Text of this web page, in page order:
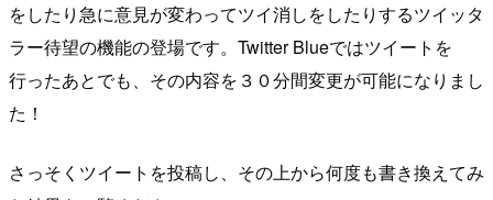
をしたり急に意見が変わってツイ消しをしたりするツイッタ
ラー待望の機能の登場です。Twitter Blueではツイートを
行ったあとでも、その内容を３０分間変更が可能になりまし
た！
さっそくツイートを投稿し、その上から何度も書き換えてみ